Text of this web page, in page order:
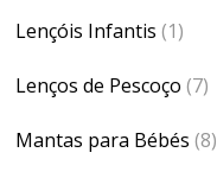
Lençóis Infantis (1)
Lenços de Pescoço (7)
Mantas para Bébés (8)